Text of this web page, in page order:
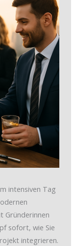
intensiven Tag
Gründerinnen
sofort, wie Sie
integrieren.